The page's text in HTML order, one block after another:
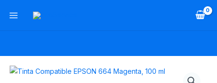
Tinta